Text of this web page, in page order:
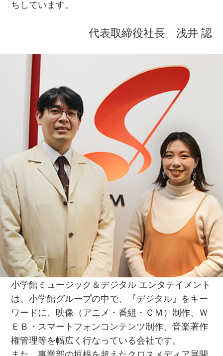
ちしています。
代表取締役社長 浅井 認
人事からのメッセージ
⼩学館ミュージック＆デジタル エンタテイメント
は、⼩学館グループの中で、『デジタル』をキー
ワードに、映像（アニメ・番組・ＣＭ）制作、Ｗ
ＥＢ・スマートフォンコンテンツ制作、⾳楽著作
権管理等を幅広く⾏なっている会社です。